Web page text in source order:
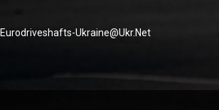
Eurodriveshafts-Ukraine@ukr.net